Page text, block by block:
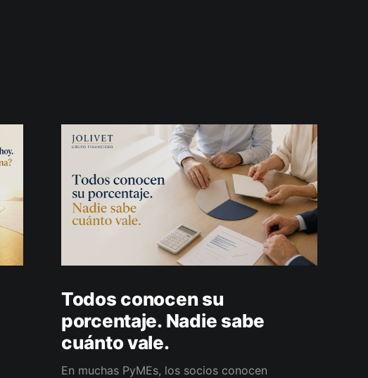
Todos conocen su
porcentaje. Nadie sabe
cuánto vale.
En muchas PyMEs, los socios conocen